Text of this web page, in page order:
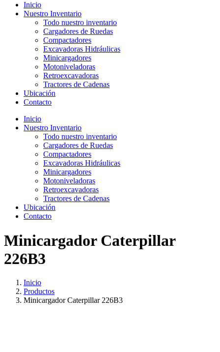
Inicio
Nuestro Inventario
Todo nuestro inventario
Cargadores de Ruedas
Compactadores
Excavadoras Hidráulicas
Minicargadores
Motoniveladoras
Retroexcavadoras
Tractores de Cadenas
Ubicación
Contacto
Inicio
Nuestro Inventario
Todo nuestro inventario
Cargadores de Ruedas
Compactadores
Excavadoras Hidráulicas
Minicargadores
Motoniveladoras
Retroexcavadoras
Tractores de Cadenas
Ubicación
Contacto
Minicargador Caterpillar
226B3
Inicio
Productos
Minicargador Caterpillar 226B3